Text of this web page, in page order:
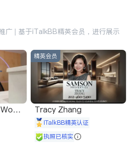
广 | 基于iTalkBB精英会员，进行展示
精英会员
Tracy Zhang
iTalkBB精英认证
执照已核实